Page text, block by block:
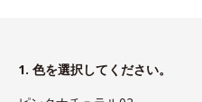
1. 色を選択してください。